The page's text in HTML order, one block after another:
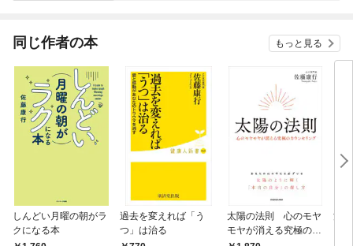
同じ作者の本 もっと見る
しんどい月曜の朝がラ
クになる本
過去を変えれば「う
つ」は治る
太陽の法則 心のモヤ
モヤが消える究極のカ
満